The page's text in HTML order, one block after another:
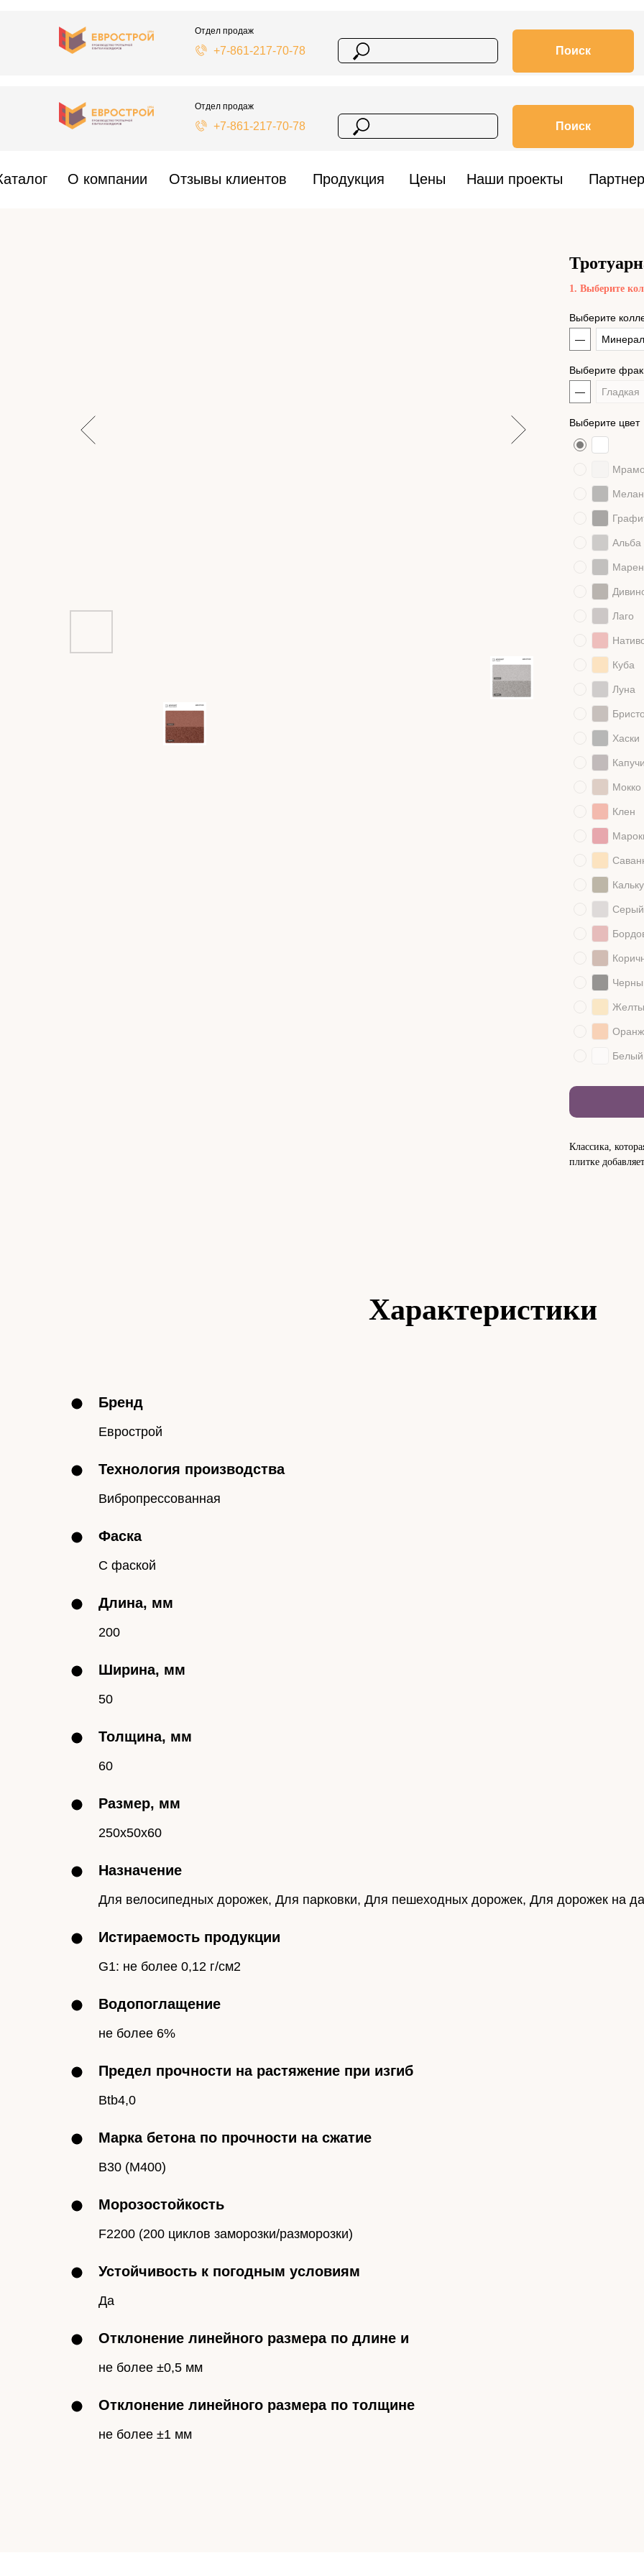
Поиск
Отдел продаж
+7-861-217-70-78
Поиск
Отдел продаж
+7-861-217-70-78
О компании Отзывы клиентов Продукция Цены Наши проекты
1. Выберите
Выберите
—
Минерал
Выберите
—
Гладкая
Выберите цвет
Альба
Лаго
Куба
Луна
Хаски
Мокко
Клен
Серый
Белый
Классика,
плитке
Характеристики
Бренд
Еврострой
Технология производства
Вибропрессованная
Фаска
С фаской
Длина, мм
200
Ширина, мм
50
Толщина, мм
60
Размер, мм
250x50x60
Назначение
Для велосипедных дорожек, Для парковки, Для пешеходных дорожек, Для дорожек на
Истираемость продукции
G1: не более 0,12 г/см2
Водопоглащение
не более 6%
Предел прочности на растяжение при изгиб
Btb4,0
Марка бетона по прочности на сжатие
B30 (M400)
Морозостойкость
F2200 (200 циклов заморозки/разморозки)
Устойчивость к погодным условиям
Да
Отклонение линейного размера по длине и
не более ±0,5 мм
Отклонение линейного размера по толщине
не более ±1 мм